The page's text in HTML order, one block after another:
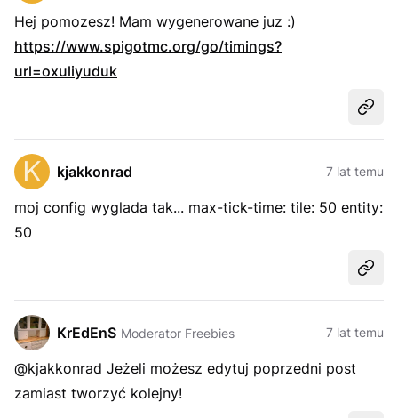
Hej pomozesz! Mam wygenerowane juz :)
https://www.spigotmc.org/go/timings?
url=oxuliyuduk
kjakkonrad 7 lat temu
moj config wyglada tak... max-tick-time: tile: 50 entity:
50
KrEdEnS Moderator Freebies 7 lat temu
@kjakkonrad Jeżeli możesz edytuj poprzedni post
zamiast tworzyć kolejny!